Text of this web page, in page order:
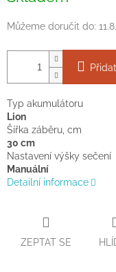
Můžeme doručit do:
Typ akumulátoru
Lion
Šířka záběru, cm
30 cm
Nastavení výšky sečení
Manuální
Detailní informace
ZEPTAT SE